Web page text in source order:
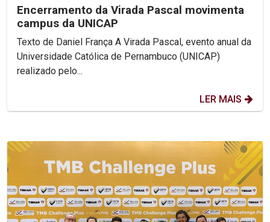
Encerramento da Virada Pascal movimenta
campus da UNICAP
Texto de Daniel França A Virada Pascal, evento anual da
Universidade Católica de Pernambuco (UNICAP)
realizado pelo...
LER MAIS